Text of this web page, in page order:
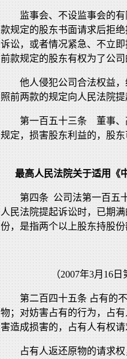
监事会、不设监事会的
款规定的股东书面请求后拒
诉讼，或者情况紧急、不立
前款规定的股东有权为了公
他人侵犯公司合法权益
照前两款的规定向人民法院提
第一百五十三条 董事、
规定，损害股东利益的，股
最高人民法院关于适用《
第四条 公司法第一百五
人民法院提起诉讼时，已期
份，是指两个以上股东持股份
（2007年3月16
第二百四十五条 占有的
物；对妨害占有的行为，占
害造成损害的，占有人有权请
占有人返还原物的请求